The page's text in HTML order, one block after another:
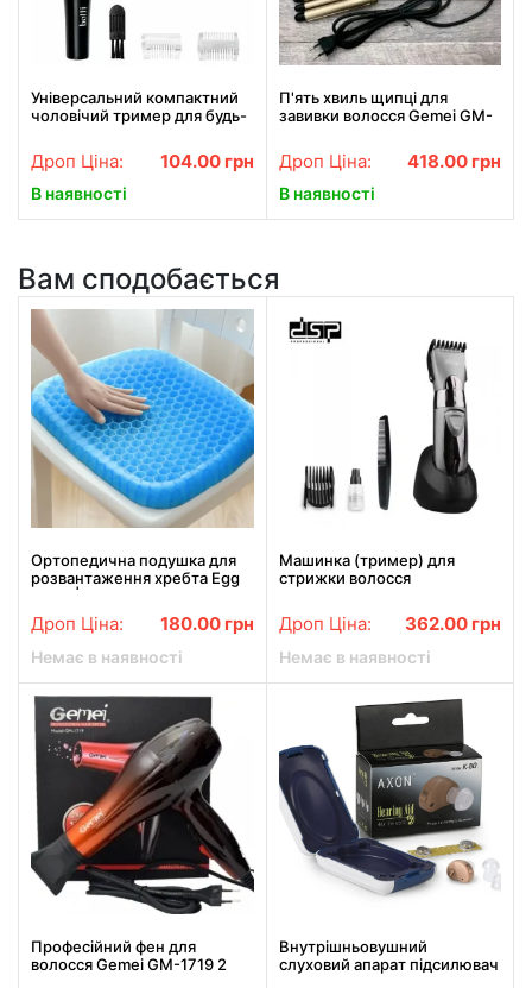
Універсальний компактний
чоловічий тример для будь-
Найкраща ціна!
Дроп Ціна: 104.00 грн
В наявності
П'ять хвиль щипці для
завивки волосся Gemei GM-
волосся АКЦІЯ
Дроп Ціна: 418.00 грн
В наявності
Вам сподобається
Ортопедична подушка для
розвантаження хребта Egg
Sitter | гелева подушка-
сидушка
Дроп Ціна: 180.00 грн
Немає в наявності
Машинка (тример) для
стрижки волосся
3W
Дроп Ціна: 362.00 грн
Немає в наявності
Професійний фен для
волосся Gemei GM-1719 2
Внутрішньовушний
слуховий апарат підсилювач